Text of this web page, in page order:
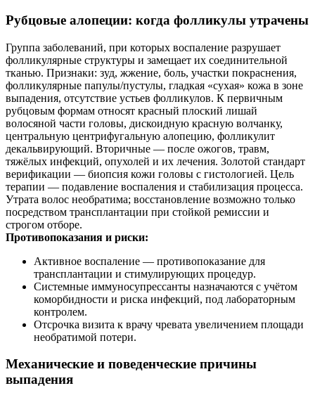
Рубцовые алопеции: когда фолликулы утрачены
Группа заболеваний, при которых воспаление разрушает
фолликулярные структуры и замещает их соединительной
тканью. Признаки: зуд, жжение, боль, участки покраснения,
фолликулярные папулы/пустулы, гладкая «сухая» кожа в зоне
выпадения, отсутствие устьев фолликулов. К первичным
рубцовым формам относят красный плоский лишай
волосяной части головы, дискоидную красную волчанку,
центральную центрифугальную алопецию, фолликулит
декальвирующий. Вторичные — после ожогов, травм,
тяжёлых инфекций, опухолей и их лечения. Золотой стандарт
верификации — биопсия кожи головы с гистологией. Цель
терапии — подавление воспаления и стабилизация процесса.
Утрата волос необратима; восстановление возможно только
посредством трансплантации при стойкой ремиссии и
строгом отборе.
Противопоказания и риски:
Активное воспаление — противопоказание для
трансплантации и стимулирующих процедур.
Системные иммуносупрессанты назначаются с учётом
коморбидности и риска инфекций, под лабораторным
контролем.
Отсрочка визита к врачу чревата увеличением площади
необратимой потери.
Механические и поведенческие причины
выпадения